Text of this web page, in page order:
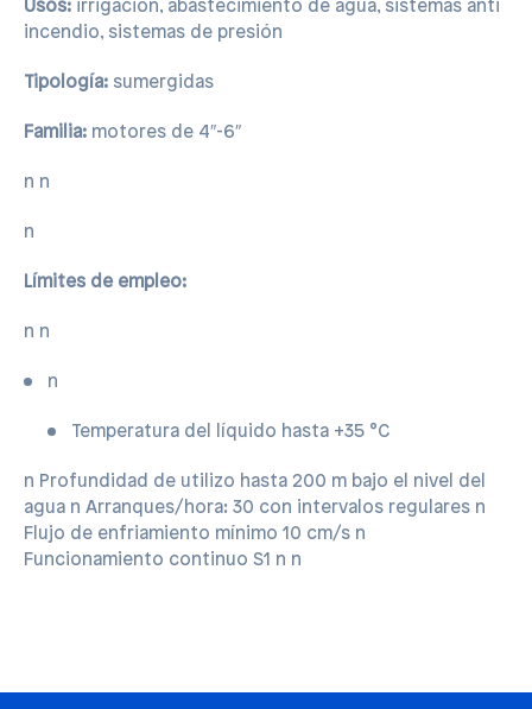
Usos: irrigación, abastecimiento de agua, sistemas anti
incendio, sistemas de presión
Tipología: sumergidas
Familia: motores de 4″-6″
n n
n
Límites de empleo:
n n
n
Temperatura del líquido hasta +35 °C
n  Profundidad de utilizo hasta 200 m bajo el nivel del
agua n Arranques/hora: 30 con intervalos regulares n
Flujo de enfriamiento mínimo 10 cm/s n
Funcionamiento continuo S1 n n